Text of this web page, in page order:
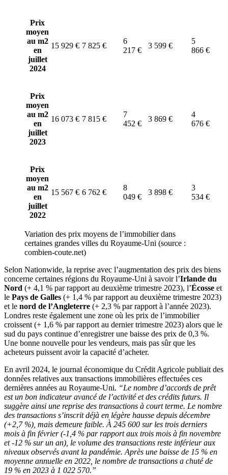
Prix
moyen
au m2
en
juillet
2024
15 929 € 7 825 €
6
217 €
3 599 €
5
866 €
Prix
moyen
au m2
en
juillet
2023
16 073 € 7 815 €
7
452 €
3 869 €
4
676 €
Prix
moyen
au m2
en
juillet
2022
15 567 € 6 762 €
8
049 €
3 898 €
3
534 €
Variation des prix moyens de l’immobilier dans
certaines grandes villes du Royaume-Uni (source :
combien-coute.net)
Selon Nationwide, la reprise avec l’augmentation des prix des biens
concerne certaines régions du Royaume-Uni à savoir l’Irlande du
Nord (+ 4,1 % par rapport au deuxième trimestre 2023), l’Écosse et
le Pays de Galles (+ 1,4 % par rapport au deuxième trimestre 2023)
et le nord de l’Angleterre (+ 2,3 % par rapport à l’année 2023).
Londres reste également une zone où les prix de l’immobilier
croissent (+ 1,6 % par rapport au dernier trimestre 2023) alors que le
sud du pays continue d’enregistrer une baisse des prix de 0,3 %.
Une bonne nouvelle pour les vendeurs, mais pas sûr que les
acheteurs puissent avoir la capacité d’acheter.
En avril 2024, le journal économique du Crédit Agricole publiait des
données relatives aux transactions immobilières effectuées ces
dernières années au Royaume-Uni. “Le nombre d’accords de prêt
est un bon indicateur avancé de l’activité et des crédits futurs. Il
suggère ainsi une reprise des transactions à court terme. Le nombre
des transactions s’inscrit déjà en légère hausse depuis décembre
(+2,7 %), mais demeure faible. À 245 600 sur les trois derniers
mois à fin février (-1,4 % par rapport aux trois mois à fin novembre
et -12 % sur un an), le volume des transactions reste inférieur aux
niveaux observés avant la pandémie. Après une baisse de 15 % en
moyenne annuelle en 2022, le nombre de transactions a chuté de
19 % en 2023 à 1 022 570.”